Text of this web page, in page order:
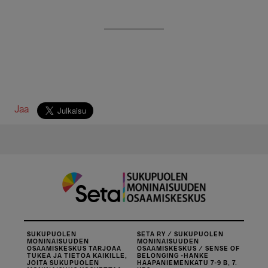
Jaa
SUKUPUOLEN
MONINAISUUDEN
OSAAMISKESKUS TARJOAA
TUKEA JA TIETOA KAIKILLE,
JOITA SUKUPUOLEN
SETA RY / SUKUPUOLEN
MONINAISUUDEN
OSAAMISKESKUS / SENSE OF
BELONGING -HANKE
HAAPANIEMENKATU 7-9 B, 7.